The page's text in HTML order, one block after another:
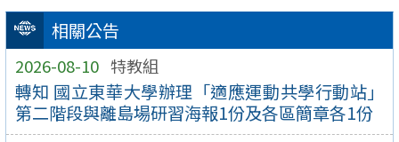
相關公告
2026-08-10 特教組
轉知 國立東華大學辦理「適應運動共學行動站」
第二階段與離島場研習海報1份及各區簡章各1份